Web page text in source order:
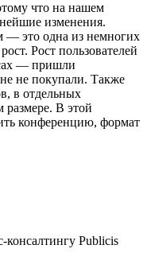
что на нашем
изменения.
— это одна из немногих
Рост пользователей
— пришли
не покупали. Также
в отдельных
размере. В этой
конференцию, формат
консалтингу Publicis